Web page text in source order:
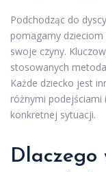
Podchodząc do
pomagamy
swoje czyny.
stosowanych
Każde dziecko jest
różnymi podejściami
konkretnej sytuacji.
Dlaczego